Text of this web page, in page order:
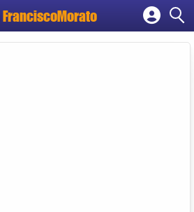
FranciscoMorato
Cadastrar empresa